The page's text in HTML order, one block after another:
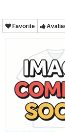
Favorite